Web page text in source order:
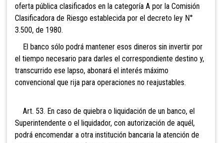
oferta pública clasificados en la categoría A por la Comisión
Clasificadora de Riesgo establecida por el decreto ley N°
3.500, de 1980.
El banco sólo podrá mantener esos dineros sin invertir por
el tiempo necesario para darles el correspondiente destino y,
transcurrido ese lapso, abonará el interés máximo
convencional que rija para operaciones no reajustables.
Art. 53. En caso de quiebra o liquidación de un banco, el
Superintendente o el liquidador, con autorización de aquél,
podrá encomendar a otra institución bancaria la atención de